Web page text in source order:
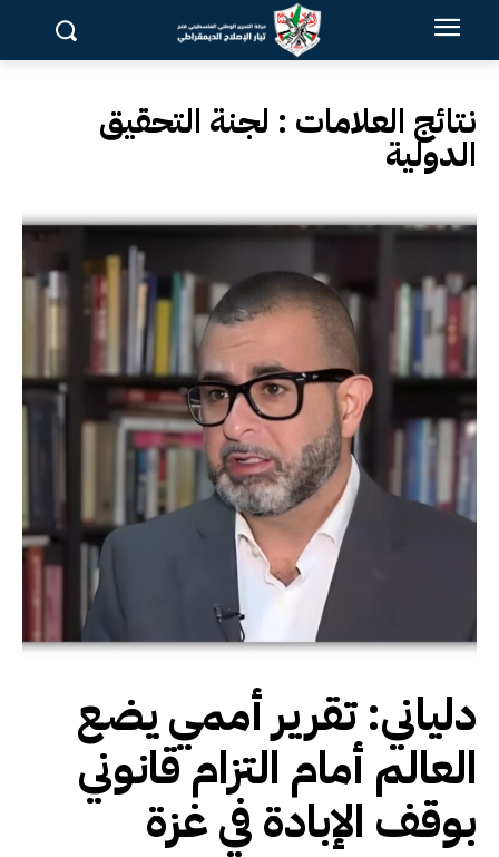
نتائج العلامات : لجنة التحقيق
الدولية
دلياني: تقرير أممي يضع
العالم أمام التزام قانوني
بوقف الإبادة في غزة